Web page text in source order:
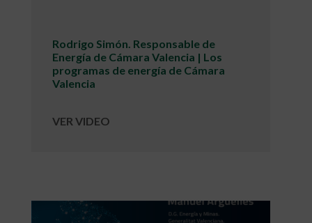
Rodrigo Simón. Responsable de
Energía de Cámara Valencia | Los
programas de energía de Cámara
Valencia
VER VIDEO